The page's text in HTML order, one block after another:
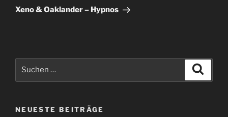
Beitrag
Xeno & Oaklander – Hypnos
NEUESTE BEITRÄGE